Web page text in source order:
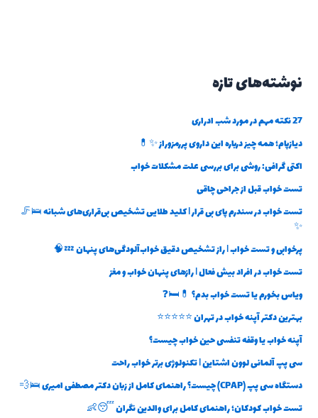
نوشته‌های تازه
27 نکته مهم در مورد شب ادراری
دیازپام؛ همه چیز درباره این داروی پررمزوراز ✨💊
اکتی گرافی: روشی برای بررسی علت مشکلات خواب
تست خواب قبل از جراحی چاقی
تست خواب در سندرم پای بی قرار | کلید طلایی تشخیص بی‌قراری‌های شبانه 🛌🦵
✨
پرخوابی و تست خواب | راز تشخیص دقیق خواب‌آلودگی‌های پنهان 💤🧠
تست خواب در افراد بیش فعال | رازهای پنهان خواب و مغز
ویاس بخورم یا تست خواب بدم؟ 💊🛏️❓
بهترین دکتر آپنه خواب در تهران ⭐⭐⭐⭐⭐
آپنه خواب یا وقفه تنفسی حین خواب چیست؟
سی پپ آلمانی لوون اشتاین | تکنولوژی برتر خواب راحت
دستگاه سی پپ (CPAP) چیست؟ راهنمای کامل از زبان دکتر مصطفی امیری 🛌💨
تست خواب کودکان؛ راهنمای کامل برای والدین نگران 😴👶